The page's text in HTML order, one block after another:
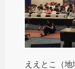
ええとこ（